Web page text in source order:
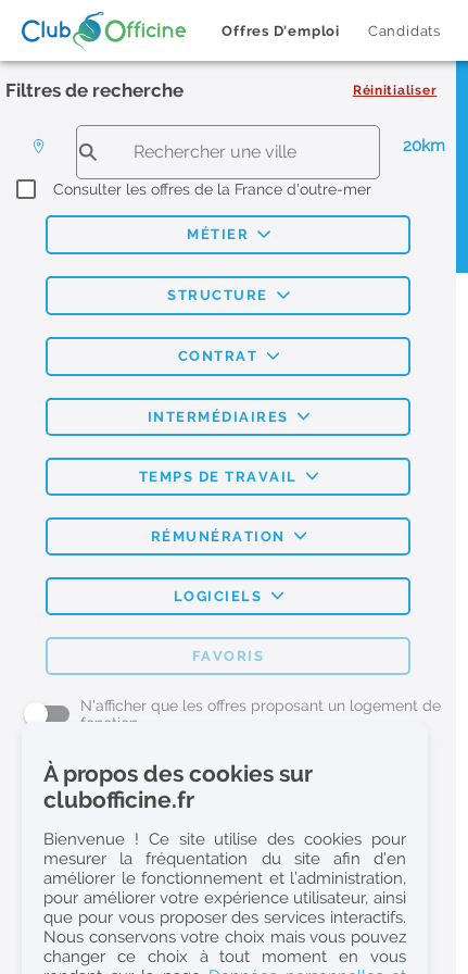
Offres D'emploi Candidats
Filtres de recherche Réinitialiser
20km
Consulter les offres de la France d'outre-mer
MÉTIER
STRUCTURE
CONTRAT
INTERMÉDIAIRES
TEMPS DE TRAVAIL
RÉMUNÉRATION
LOGICIELS
FAVORIS
N'afficher que les offres proposant un logement de
fonction
L'emploi Pharmacie par métier
Pharmacien (H/F)
Préparateur en Pharmacie (H/F)
Etudiant en Pharmacie (H/F)
Etudiant en Pharmacie 6e année validée (H/F)
Conseiller Dermo Cosmetique - Esthéticienne (H/F)
À propos des cookies sur
clubofficine.fr
Bienvenue ! Ce site utilise des cookies pour
mesurer la fréquentation du site afin d’en
améliorer le fonctionnement et l’administration,
pour améliorer votre expérience utilisateur, ainsi
que pour vous proposer des services interactifs.
Nous conservons votre choix mais vous pouvez
changer ce choix à tout moment en vous